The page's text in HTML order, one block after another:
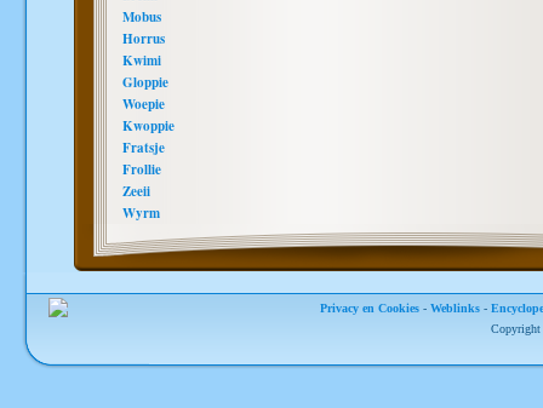
Mobus
Horrus
Kwimi
Gloppie
Woepie
Kwoppie
Fratsje
Frollie
Zeeii
Wyrm
Privacy en Cookies- Weblinks-